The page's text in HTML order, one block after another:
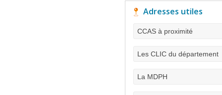
Adresses utiles
CCAS à proximité
Les CLIC du département
La MDPH